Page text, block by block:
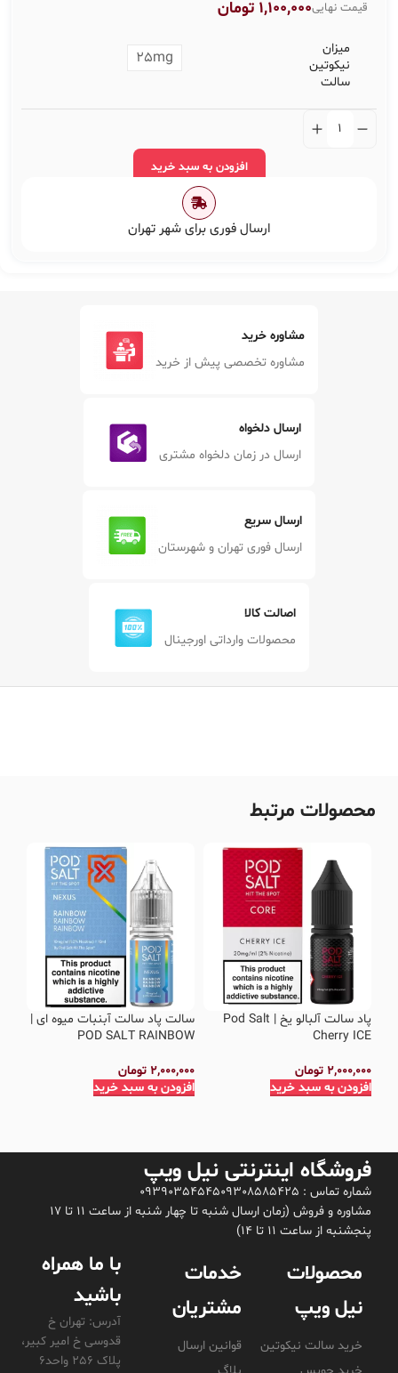
قیمت نهایی1,100,000 تومان
میزان
نیکوتین
سالت
25mg
افزودن به سبد خرید
ارسال فوری برای شهر تهران
مشاوره خرید
مشاوره تخصصی پیش از خرید
ارسال دلخواه
ارسال در زمان دلخواه مشتری
ارسال سریع
ارسال فوری تهران و شهرستان
اصالت کالا
محصولات وارداتی اورجینال
محصولات مرتبط
پاد سالت آلبالو یخ | Pod Salt
Cherry ICE
2,000,000 تومان
افزودن به سبد خرید
سالت پاد سالت آبنبات میوه ای |
POD SALT RAINBOW
2,000,000 تومان
افزودن به سبد خرید
فروشگاه اینترنتی نیل ویپ
شماره تماس : 09308585425
09390354545
مشاوره و فروش (زمان ارسال شنبه تا چهار شنبه از ساعت 11 تا 17
پنجشنبه از ساعت 11 تا 14)
محصولات
نیل ویپ
خرید سالت نیکوتین
خدمات
مشتریان
قوانین ارسال
با ما همراه
باشید
آدرس: تهران خ
قدوسی خ امیر کبیر،
پلاک 256 واحد6